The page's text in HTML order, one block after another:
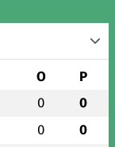
O P
0 0
0 0